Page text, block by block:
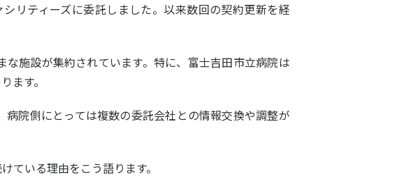
リティーズに委託しました。以来数回の契約更新を経
施設が集約されています。特に、富士吉田市立病院は
ます。
院側にとっては複数の委託会社との情報交換や調整が
ている理由をこう語ります。